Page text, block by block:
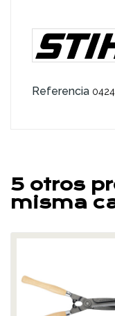
Referencia
5 otros
misma